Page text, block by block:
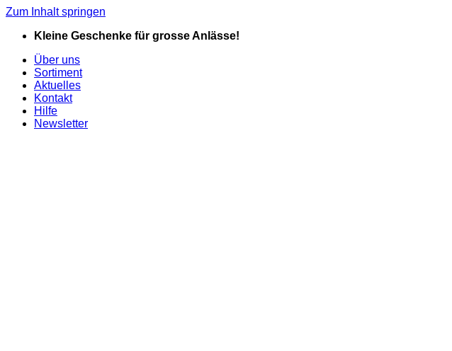
Zum Inhalt springen
Kleine Geschenke für grosse Anlässe!
Über uns
Sortiment
Aktuelles
Kontakt
Hilfe
Newsletter